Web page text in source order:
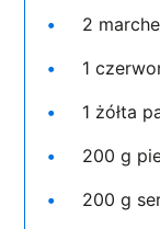
2
1
1 żółta
200 g
200 g